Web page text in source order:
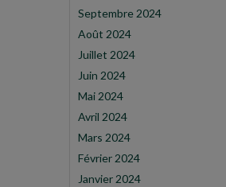
Septembre 2024
Août 2024
Juillet 2024
Juin 2024
Mai 2024
Avril 2024
Mars 2024
Février 2024
Janvier 2024